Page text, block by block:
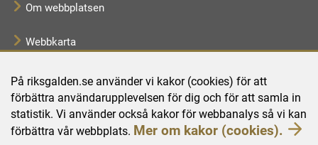
På riksgalden.se använder vi kakor (cookies) för att
förbättra användarupplevelsen för dig och för att samla in
statistik. Vi använder också kakor för webbanalys så vi kan
förbättra vår webbplats. Mer om kakor (cookies).
Om webbplatsen
Webbkarta
Tillgänglighetsredogörelse
Behandling av personuppgifter